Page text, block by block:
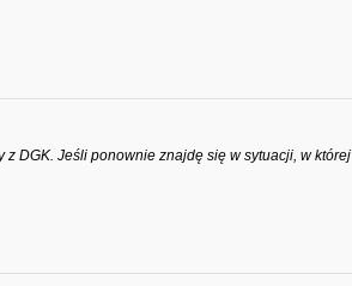
DGK. Jeśli ponownie znajdę się w sytuacji, w której